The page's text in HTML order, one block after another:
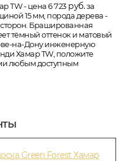
TW - цена 6 723руб.за
15 мм, порода дерева -
сторон. Брашированная
тёмный оттенок и матовый
на-Дону инженерную
Хамар TW, положите
любым доступным
Green Forest Хамар